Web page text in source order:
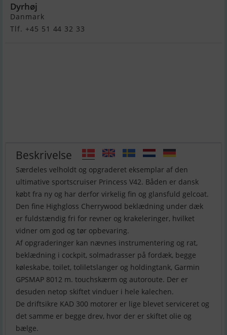
Dyrhøj
Danmark
Tlf. +45 51 44 32 33
Beskrivelse
Særdeles velholdt og opgraderet eksemplar af den
ultimative sportscruiser Princess V42. Båden er dansk
købt fra ny og har derfor virkelig fin og glansfuld gelcoat.
Den fine Highgloss Cherrywood beklædning under dæk
er fuldstændig fri for revner og krakeleringer, hvilket
vidner om god og tør opbevaring.
Af opgraderinger kan nævnes instrumentering og rat,
beklædning i cockpit, solmadrasser på fordæk, begge
køleskabe, toilet, toliletslanger og holdingtank, Garmin
GPSMAP 8012 m. touchskærm og autoroute. Der er
desuden netop skiftet vinduer i hele kalechen.
De driftsikre KAD 300 motorer er lige blevet serviceret og
det samme er begge drev, hvor der er skiftet olie og
bælge.